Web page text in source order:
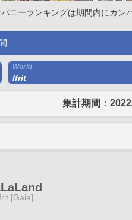
ニーランキングは期間内にカン
World
Ifrit
集計期間：
[Gaia]